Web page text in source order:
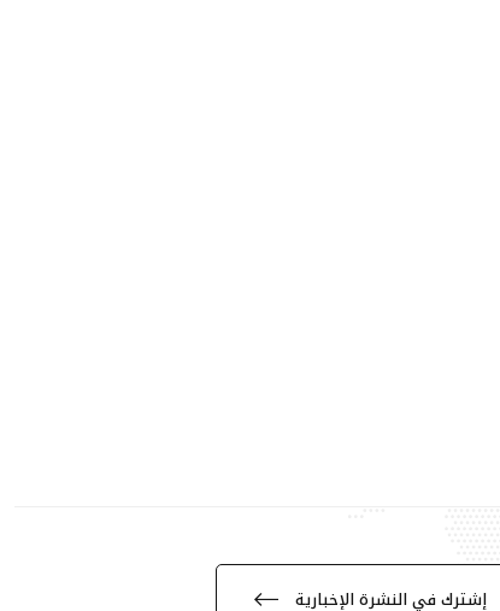
إشترك في النشرة الإخبارية